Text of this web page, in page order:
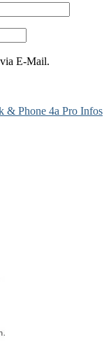
E-Mail.
& Phone 4a Pro Infos